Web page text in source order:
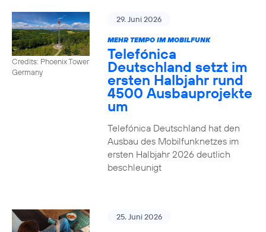
Credits: Phoenix Tower
Germany
29. Juni 2026
MEHR TEMPO IM MOBILFUNK
Telefónica
Deutschland setzt im
ersten Halbjahr rund
4500 Ausbauprojekte
um
Telefónica Deutschland hat den
Ausbau des Mobilfunknetzes im
ersten Halbjahr 2026 deutlich
beschleunigt
25. Juni 2026